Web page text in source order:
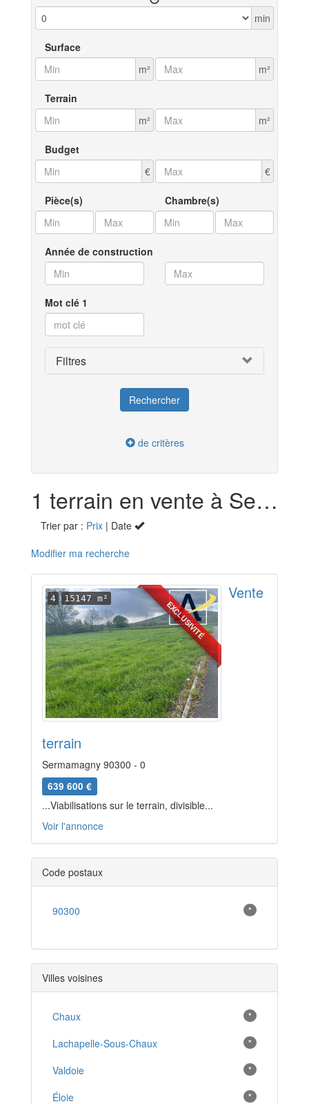
min
Surface
m²
m²
Terrain
m²
m²
Budget
€
€
Pièce(s) Chambre(s)
Année de construction
Mot clé 1
Filtres
de critères
1 terrain en vente à Sermamagny (90)
Trier par : Prix | Date
Modifier ma recherche
EXCLUSIVITÉ
4 15147 m² Vente
terrain
Sermamagny 90300 - 0
639 600 €
...Viabilisations sur le terrain, divisible...
Voir l'annonce
Code postaux
90300 *
Villes voisines
Chaux *
Lachapelle-Sous-Chaux *
Valdoie *
Éloie *